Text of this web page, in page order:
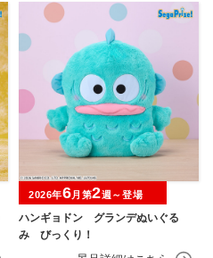
ハンギョドン グランデぬいぐる
み びっくり！
2026年6月第2週～登場